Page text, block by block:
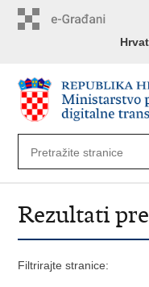
Rezultati
Filtrirajte stranice: